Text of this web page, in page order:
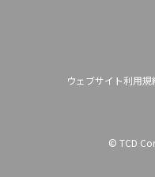
ウェブサイト利用規
© TCD